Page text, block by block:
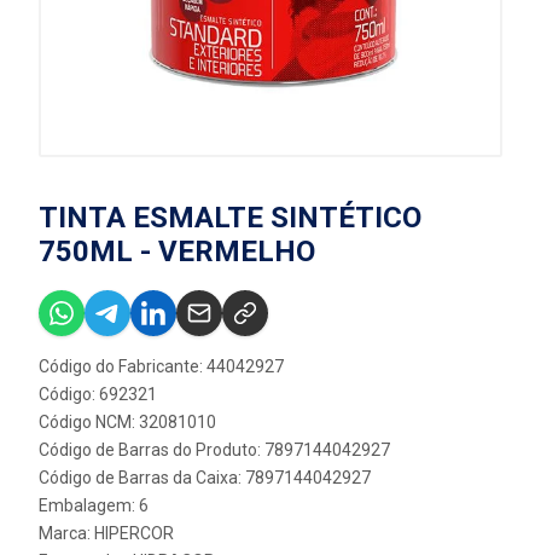
TINTA ESMALTE SINTÉTICO
750ML - VERMELHO
Código do Fabricante: 44042927
Código: 692321
Código NCM: 32081010
Código de Barras do Produto: 7897144042927
Código de Barras da Caixa: 7897144042927
Embalagem: 6
Marca: HIPERCOR